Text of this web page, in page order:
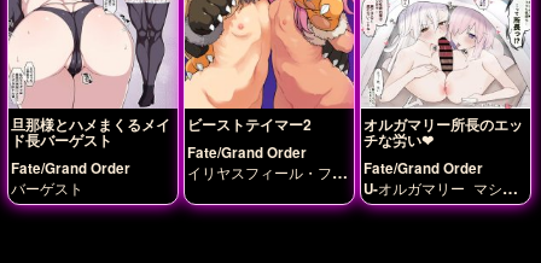
旦那様とハメまくるメイ
ド長バーゲスト
Fate/Grand Order
バーゲスト
ビーストテイマー2
Fate/Grand Order
イリヤスフィール・フォ
ロエ・フォン・アインツ
オルガマリー所長のエッ
チな労い❤︎
Fate/Grand Order
U-オルガマリー マシ
ュ・キリエライト